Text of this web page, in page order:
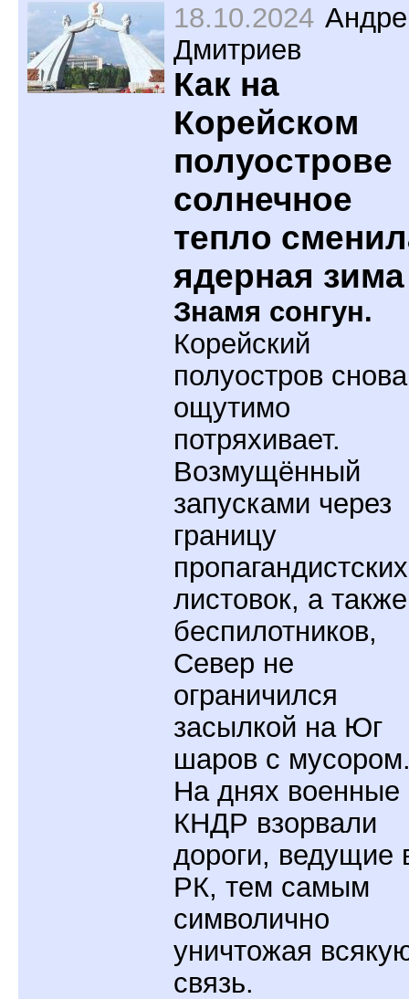
18.10.2024
Дмитриев
Как на
Корейском
полуострове
солнечное
тепло
ядерная зима
Знамя сонгун.
Корейский
полуостров снова
ощутимо
потряхивает.
Возмущённый
запусками через
границу
пропагандистских
листовок, а также
беспилотников,
Север не
ограничился
засылкой на Юг
шаров с
На днях военные
КНДР взорвали
дороги, ведущие
РК, тем самым
символично
уничтожая
связь.